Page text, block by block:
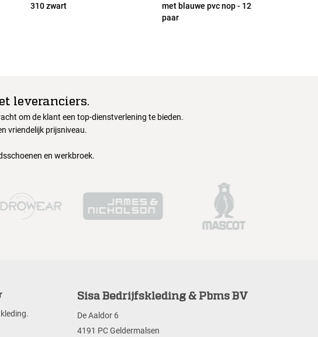
310 zwart
met blauwe pvc nop - 12
paar
leveranciers.
om de klant een top-dienstverlening te bieden.
vriendelijk prijsniveau.
en werkbroek.
Sisa Bedrijfskleding & Pbms BV
De Aaldor 6
4191 PC Geldermalsen